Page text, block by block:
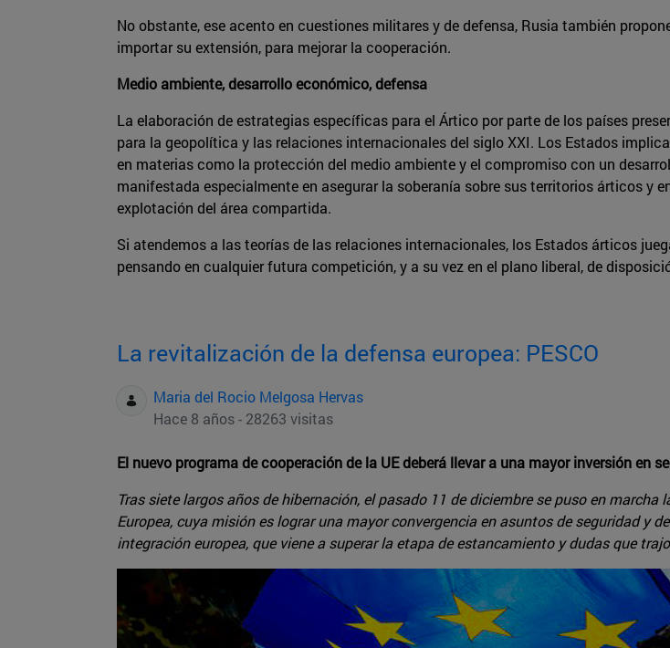
No obstante, ese acento en cuestiones militares y de defensa, Rusia también
importar su extensión, para mejorar la cooperación.
Medio ambiente, desarrollo económico, defensa
La elaboración de estrategias específicas para el Ártico por parte de los países
para la geopolítica y las relaciones internacionales del siglo XXI. Los Estados
en materias como la protección del medio ambiente y el compromiso con un
manifestada especialmente en asegurar la soberanía sobre sus territorios árticos y
explotación del área compartida.
Si atendemos a las teorías de las relaciones internacionales, los Estados árticos
pensando en cualquier futura competición, y a su vez en el plano liberal, de
La revitalización de la defensa europea: PESCO
Maria del Rocio Melgosa Hervas
Hace 8 años - 28263 visitas
El nuevo programa de cooperación de la UE deberá llevar a una mayor inversión en
Tras siete largos años de hibernación, el pasado 11 de diciembre se puso en
Europea, cuya misión es lograr una mayor convergencia en asuntos de seguridad y
integración europea, que viene a superar la etapa de estancamiento y dudas que